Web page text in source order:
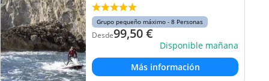
Grupo pequeño máximo - 8 Personas
Desde99,50€
Disponible mañana
Más información